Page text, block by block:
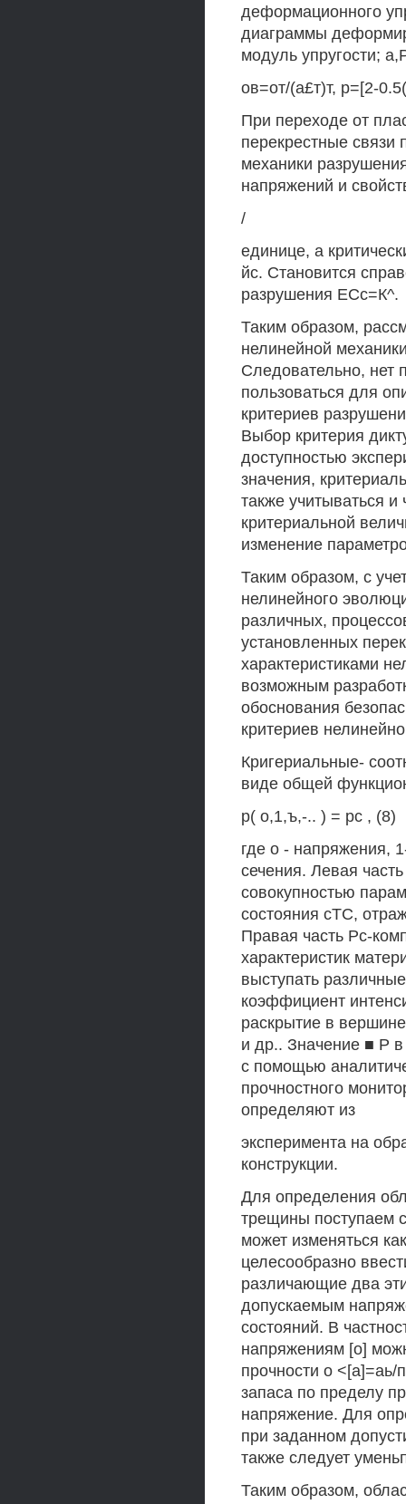
деформационного
диаграммы
модуль упругости;
ов=от/(а£т)т, р=[2-
При переходе от
перекрестные связи
механики
напряжений и
/
единице, а
йс. Становится
разрушения ЕСс=К^.
Таким образом,
нелинейной
Следовательно, нет
пользоваться для
критериев
Выбор критерия
доступностью
значения,
также учитываться и
критериальной
изменение
Таким образом, с
нелинейного
различных,
установленных
характеристиками
возможным
обоснования
критериев
Кригериальные-
виде общей
р( о,1,ъ,-.. ) = рс , (8)
где о - напряжения,
сечения. Левая
совокупностью
состояния сТС,
Правая часть Рс-
характеристик
выступать
коэффициент
раскрытие в
и др.. Значение ■ Р
с помощью
прочностного
определяют из
эксперимента на
конструкции.
Для определения
трещины поступаем
может изменяться
целесообразно
различающие два
допускаемым
состояний. В
напряжениям [о]
прочности о
запаса по пределу
напряжение. Для
при заданном
также следует
Таким образом,